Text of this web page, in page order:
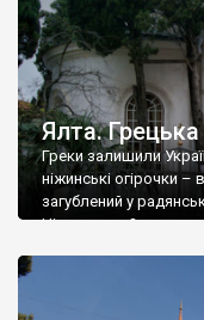
Ялта.
Греки залишили
ніжинські огірочки –
загублений у
Ніжин греки?